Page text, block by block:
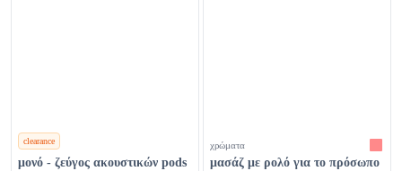
clearance
χρώματα
μονό - ζεύγος ακουστικών pods
χρώματα
μασάζ με ρολό για το πρόσωπο